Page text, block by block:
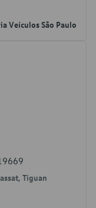
Veículos São Paulo
Tiguan